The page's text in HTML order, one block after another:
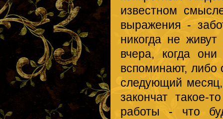
известном
выражения -
никогда не
вчера, когда
вспоминают,
следующий
закончат такое-
работы - что